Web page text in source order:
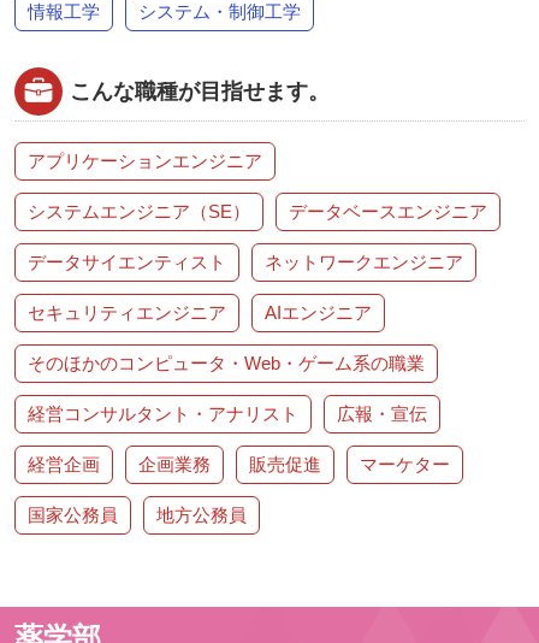
情報工学 システム・制御工学
こんな職種が目指せます。
アプリケーションエンジニア
システムエンジニア（SE） データベースエンジニア
データサイエンティスト ネットワークエンジニア
セキュリティエンジニア AIエンジニア
そのほかのコンピュータ・Web・ゲーム系の職業
経営コンサルタント・アナリスト 広報・宣伝
経営企画 企画業務 販売促進 マーケター
国家公務員 地方公務員